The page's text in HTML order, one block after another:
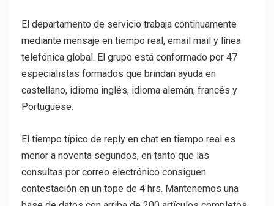
El departamento de servicio trabaja continuamente
mediante mensaje en tiempo real, email mail y línea
telefónica global. El grupo está conformado por 47
especialistas formados que brindan ayuda en
castellano, idioma inglés, idioma alemán, francés y
Portuguese.
El tiempo típico de reply en chat en tiempo real es
menor a noventa segundos, en tanto que las
consultas por correo electrónico consiguen
contestación en un tope de 4 hrs. Mantenemos una